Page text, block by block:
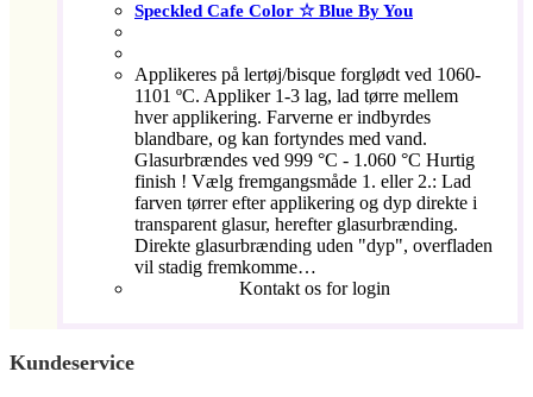
Speckled Cafe Color ☆ Blue By You
Applikeres på lertøj/bisque forglødt ved 1060-
1101 ºC. Appliker 1-3 lag, lad tørre mellem
hver applikering. Farverne er indbyrdes
blandbare, og kan fortyndes med vand.
Glasurbrændes ved 999 °C - 1.060 °C Hurtig
finish ! Vælg fremgangsmåde 1. eller 2.: Lad
farven tørrer efter applikering og dyp direkte i
transparent glasur, herefter glasurbrænding.
Direkte glasurbrænding uden "dyp", overfladen
vil stadig fremkomme…
Kontakt os for login
Kundeservice